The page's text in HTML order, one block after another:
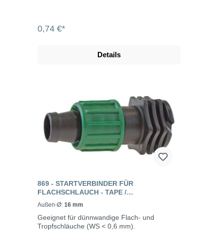
0,74 €*
Details
869 - STARTVERBINDER FÜR
FLACHSCHLAUCH - TAPE /
FLACHSCHLAUCH-STARTVERBINDER
Außen-Ø: 16 mm
Geeignet für dünnwandige Flach- und
Tropfschläuche (WS < 0,6 mm).